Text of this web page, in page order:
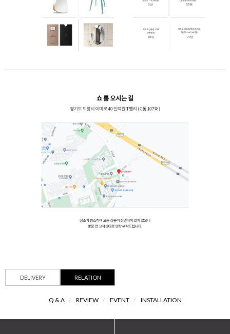
DELIVERY RELATION
Q & A / REVIEW / EVENT / INSTALLATION